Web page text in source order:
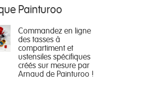
Painturoo
Commandez en ligne
des tasses à
compartiment et
ustensiles spécifiques
créés sur mesure par
Arnaud de Painturoo !